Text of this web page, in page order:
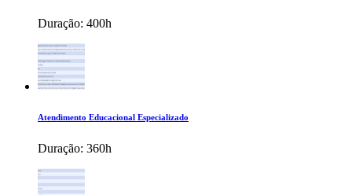
Duração: 400h
Atendimento Educacional Especializado
Duração: 360h